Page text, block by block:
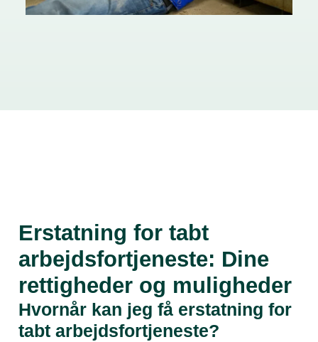
Erstatning for tabt
arbejdsfortjeneste: Dine
rettigheder og muligheder
Hvornår kan jeg få erstatning for
tabt arbejdsfortjeneste?